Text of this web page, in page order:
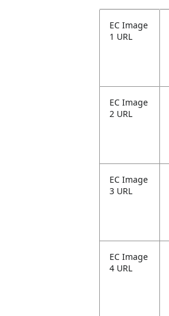
EC Image
1 URL
EC Image
2 URL
EC Image
3 URL
EC Image
4 URL